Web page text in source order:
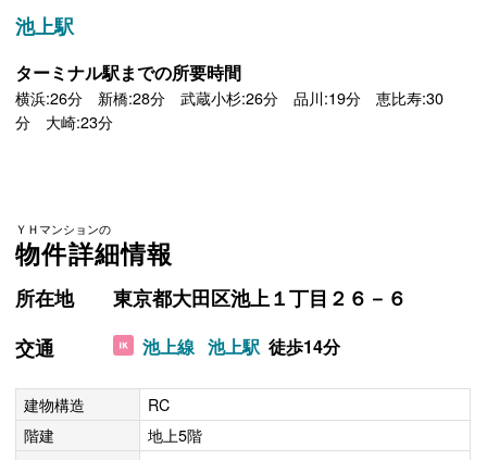
池上駅
ターミナル駅までの所要時間
横浜:26分 新橋:28分 武蔵小杉:26分 品川:19分 恵比寿:30
分 大崎:23分
ＹＨマンションの
物件詳細情報
所在地
東京都大田区池上１丁目２６－６
交通
池上線 池上駅 徒歩14分
建物構造
RC
階建
地上5階